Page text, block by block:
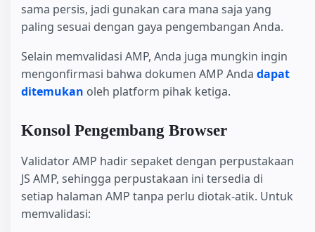
sama persis, jadi gunakan cara mana saja yang
paling sesuai dengan gaya pengembangan Anda.
Selain memvalidasi AMP, Anda juga mungkin ingin
mengonfirmasi bahwa dokumen AMP Anda dapat
ditemukan oleh platform pihak ketiga.
Konsol Pengembang Browser
Validator AMP hadir sepaket dengan perpustakaan
JS AMP, sehingga perpustakaan ini tersedia di
setiap halaman AMP tanpa perlu diotak-atik. Untuk
memvalidasi: